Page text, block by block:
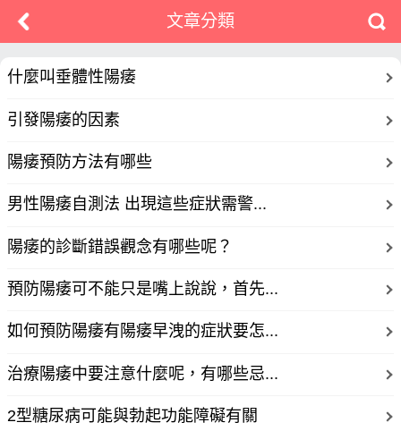
文章分類
什麼叫垂體性陽痿
引發陽痿的因素
陽痿預防方法有哪些
男性陽痿自測法 出現這些症狀需警...
陽痿的診斷錯誤觀念有哪些呢？
預防陽痿可不能只是嘴上說說，首先...
如何預防陽痿有陽痿早洩的症狀要怎...
治療陽痿中要注意什麼呢，有哪些忌...
2型糖尿病可能與勃起功能障礙有關